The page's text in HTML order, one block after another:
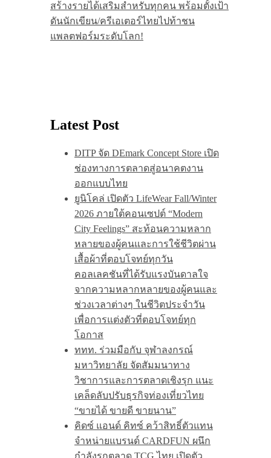
สร้างรายได้เสริมสำหรับทุกคน พร้อมตั้งเป้า
ดันนักเขียน/ครีเอเตอร์ไทยไปท้าชน
แพลตฟอร์มระดับโลก!
Latest Post
DITP จัด DEmark Concept Store เปิด
ช่องทางการตลาดสู่อนาคตงาน
ออกแบบไทย
ยูนิโคล่ เปิดตัว LifeWear Fall/Winter
2026 ภายใต้คอนเซปต์ “Modern
City Feelings” สะท้อนความหลาก
หลายของผู้คนและการใช้ชีวิตผ่าน
เสื้อผ้าที่ตอบโจทย์ทุกวัน
คอลเลคชันที่ได้รับแรงบันดาลใจ
จากความหลากหลายของผู้คนและ
ช่วงเวลาต่างๆ ในชีวิตประจำวัน
เพื่อการแต่งตัวที่ตอบโจทย์ทุก
โอกาส
ททท. ร่วมมือกับ จุฬาลงกรณ์
มหาวิทยาลัย จัดสัมมนาทาง
วิชาการและการตลาดเชิงรุก แนะ
เคล็ดลับปรับธุรกิจท่องเที่ยวไทย
“ขายได้ ขายดี ขายนาน”
คิดซ์ แอนด์ คิทซ์ คว้าสิทธิ์ตัวแทน
จำหน่ายแบรนด์ CARDFUN ผนึก
กำลังรุกตลาด TCG ไทย เปิดตัว